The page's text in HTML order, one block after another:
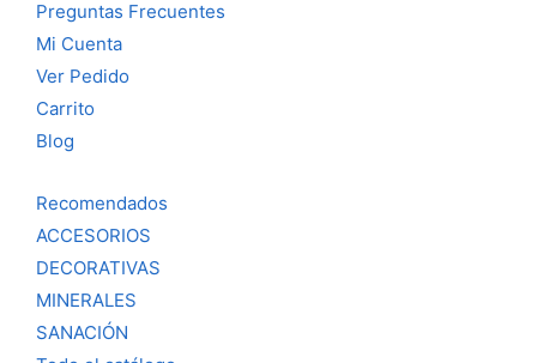
Preguntas Frecuentes
Mi Cuenta
Ver Pedido
Carrito
Blog
Recomendados
ACCESORIOS
DECORATIVAS
MINERALES
SANACIÓN